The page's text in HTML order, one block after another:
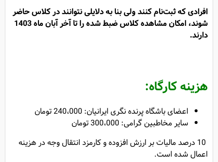
افرادی که ثبت‌نام کنند ولی بنا به دلایلی نتوانند در کلاس حاضر
شوند، امکان مشاهده کلاس ضبط شده را تا آخر آبان ماه 1403
دارند.
هزینه کارگاه:
اعضای باشگاه پرنده نگری ایرانیان:
سایر مخاطبین گرامی:
10 درصد مالیات بر ارزش افزوده و کارمزد انتقال وجه در هزینه
اعمال شده است.